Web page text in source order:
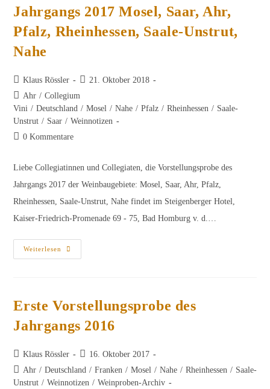
Jahrgangs 2017 Mosel, Saar, Ahr,
Pfalz, Rheinhessen, Saale-Unstrut,
Nahe
Beitrags-
Autor:
Klaus Rössler
Beitrag
veröffentlicht:
21. Oktober 2018
Beitrags-
Kategorie:
Ahr / Collegium
Vini / Deutschland / Mosel / Nahe / Pfalz / Rheinhessen / Saale-
Unstrut / Saar / Weinnotizen
Beitrags-
0 Kommentare
Liebe Collegiatinnen und Collegiaten, die Vorstellungsprobe des
Jahrgangs 2017 der Weinbaugebiete: Mosel, Saar, Ahr, Pfalz,
Rheinhessen, Saale-Unstrut, Nahe findet im Steigenberger Hotel,
Kaiser-Friedrich-Promenade 69 - 75, Bad Homburg v. d.…
Weiterlesen
Weinliste
Der
Mosel,
Saar,
Pfalz,
Rheinhessen,
Unstrut,
Nahe
Erste Vorstellungsprobe des
Jahrgangs 2016
Beitrags-
Autor:
Klaus Rössler
Beitrag
veröffentlicht:
16. Oktober 2017
Beitrags-
Kategorie:
Ahr / Deutschland / Franken / Mosel / Nahe / Rheinhessen / Saale-
Unstrut / Weinnotizen / Weinproben-Archiv